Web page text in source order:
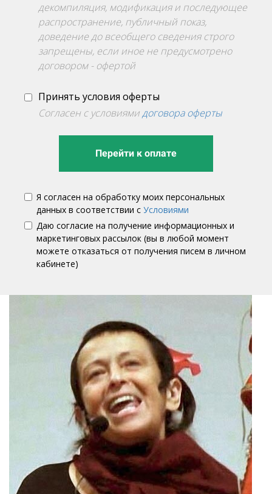
декомпиляция, модификация и последующее
распространение, публичный показ,
доведение до всеобщего сведения строго
запрещены, если иное не предусмотрено
договором - офертой
Принять условия оферты
Согласен с условиямидоговора оферты
Перейти к оплате
Я согласен на обработку моих персональных
данных в соответствии с Условиями
Даю согласие на получение информационных и
маркетинговых рассылок (вы в любой момент
можете отказаться от получения писем в личном
кабинете)